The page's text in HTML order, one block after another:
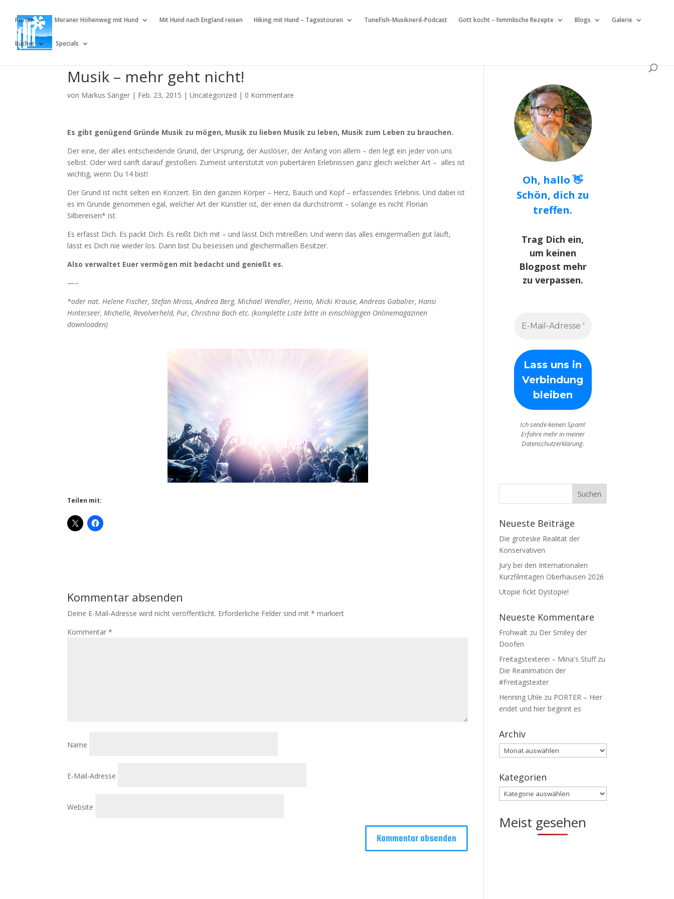
Porter Meraner Höhenweg mit Hund Mit Hund nach England reisen Hiking mit Hund – Tagestouren TuneFish-Musiknerd-Podcast Gott kocht – himmlische Rezepte Blogs Galerie
Bücher Specials
Musik – mehr geht nicht!
von Markus Sänger | Feb. 23, 2015 |Uncategorized | 0 Kommentare
Es gibt genügend Gründe Musik zu mögen, Musik zu lieben Musik zu leben, Musik zum Leben zu brauchen.
Der eine, der alles entscheidende Grund, der Ursprung, der Auslöser, der Anfang von allem – den legt ein jeder von uns
selbst. Oder wird sanft darauf gestoßen. Zumeist unterstützt von pubertären Erlebnissen ganz gleich welcher Art – alles ist
wichtig, wenn Du 14 bist!
Der Grund ist nicht selten ein Konzert. Ein den ganzen Körper – Herz, Bauch und Kopf – erfassendes Erlebnis. Und dabei ist
es im Grunde genommen egal, welcher Art der Künstler ist, der einen da durchströmt – solange es nicht Florian
Silbereisen* ist.
Es erfasst Dich. Es packt Dich. Es reißt Dich mit – und lässt Dich mitreißen. Und wenn das alles einigermaßen gut läuft,
lässt es Dich nie wieder los. Dann bist Du besessen und gleichermaßen Besitzer.
Also verwaltet Euer vermögen mit bedacht und genießt es.
—–
*oder nat. Helene Fischer, Stefan Mross, Andrea Berg, Michael Wendler, Heino, Micki Krause, Andreas Gabalier, Hansi
Hinterseer, Michelle, Revolverheld, Pur, Christina Bach etc. (komplette Liste bitte in einschlägigen Onlinemagazinen
downloaden)
Teilen mit:
Kommentar absenden
Deine E-Mail-Adresse wird nicht veröffentlicht. Erforderliche Felder sind mit* markiert
Kommentar*
Name
E-Mail-Adresse
Website
Oh, hallo 👋
Schön, dich zu
treffen.
Trag Dich ein,
um keinen
Blogpost mehr
zu verpassen.
Ich sende keinen Spam!
Erfahre mehr in meiner
Datenschutzerklärung.
Neueste Beiträge
Die groteske Realität der
Konservativen
Jury bei den Internationalen
Kurzfilmtagen Oberhausen 2026
Utopie fickt Dystopie!
Neueste Kommentare
Frohwaltzu Der Smiley der
Doofen
Freitagstexterei – Mina's Stuffzu
Die Reanimation der
#Freitagstexter
Henning Uhle zu PORTER – Hier
endet und hier beginnt es
Archiv
Archiv
Kategorien
Kategorien
Meist gesehen